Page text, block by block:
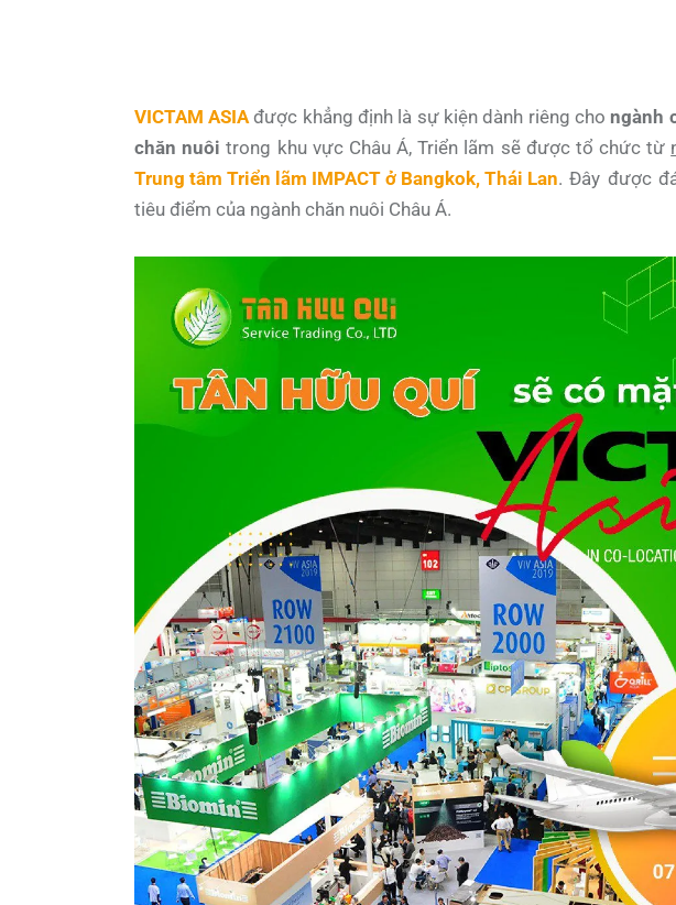
VICTAM ASIAđược khẳng định là sự kiện dành riêng cho ngành
chăn nuôitrong khu vực Châu Á, Triển lãm sẽ được tổ chức từ
Trung tâm Triển lãm IMPACT ở Bangkok, Thái Lan. Đây được
tiêu điểm của ngành chăn nuôi Châu Á.